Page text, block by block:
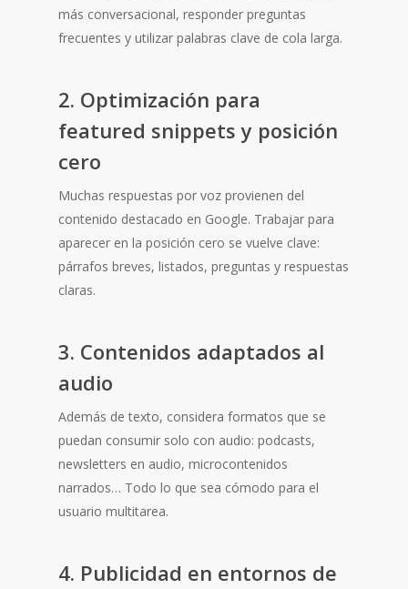
más conversacional, responder preguntas
frecuentes y utilizar palabras clave de cola larga.
2. Optimización para
featured snippets y posición
cero
Muchas respuestas por voz provienen del
contenido destacado en Google. Trabajar para
aparecer en la posición cero se vuelve clave:
párrafos breves, listados, preguntas y respuestas
claras.
3. Contenidos adaptados al
audio
Además de texto, considera formatos que se
puedan consumir solo con audio: podcasts,
newsletters en audio, microcontenidos
narrados… Todo lo que sea cómodo para el
usuario multitarea.
4. Publicidad en entornos de